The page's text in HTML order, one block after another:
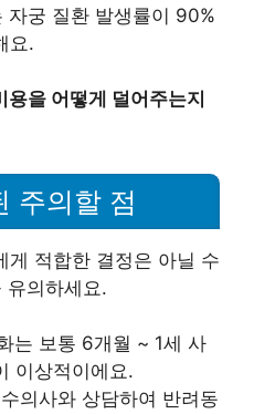
자궁 질환 발생률이 90%
요.
을 어떻게 덜어주는지
주의할 점
게 적합한 결정은 아닐 수
유의하세요.
는 보통 6개월 ~ 1세 사
이상적이에요.
의사와 상담하여 반려동